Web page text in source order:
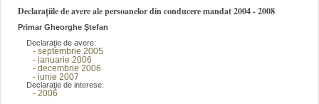
Declarațiile de avere ale persoanelor din conducere mandat 2004 - 2008
Primar Gheorghe Ştefan
Declaraţie de avere:
- septembrie 2005
- ianuarie 2006
- decembrie 2006
- iunie 2007
Declaraţie de interese:
- 2006